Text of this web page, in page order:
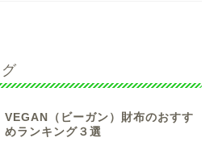
VEGAN（ビーガン）財布のおすす
めランキング３選